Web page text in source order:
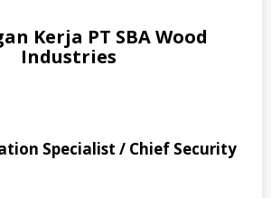
Kerja PT SBA Wood
Industries
Specialist / Chief Security